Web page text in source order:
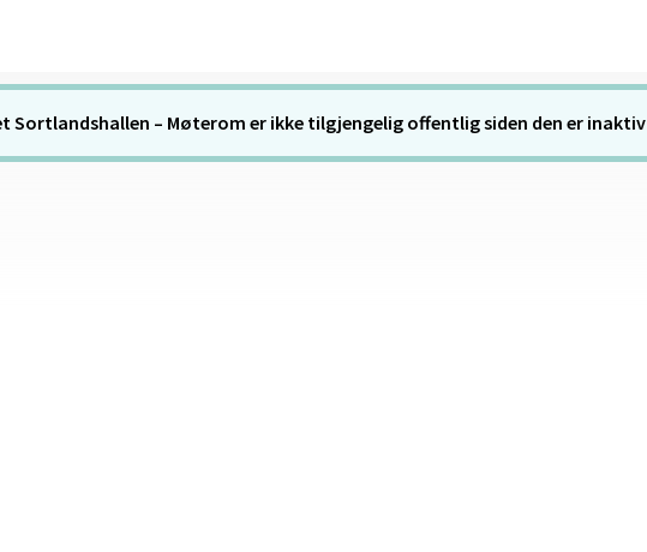
Sortlandshallen – Møterom er ikke tilgjengelig offentlig siden den er inaktiv